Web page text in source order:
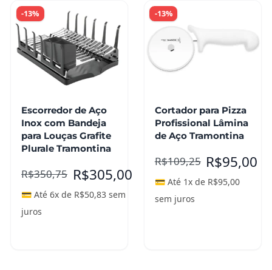
-13%
Escorredor de Aço
Inox com Bandeja
para Louças Grafite
Plurale Tramontina
R$350,75 R$305,00
💳 Até 6x de R$50,83 sem
juros
-13%
Cortador para Pizza
Profissional Lâmina
de Aço Tramontina
R$109,25 R$95,00
💳 Até 1x de R$95,00
sem juros